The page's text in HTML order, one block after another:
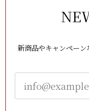
新商品やキャンペーン